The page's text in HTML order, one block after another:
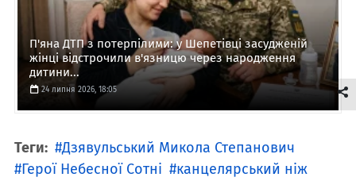
П'яна ДТП з потерпілими: у Шепетівці засудженій
жінці відстрочили в'язницю через народження
дитини...
24 липня 2026, 18:05
Теги:
Дзявульський Микола Степанович
Герої Небесної Сотні
канцелярський ніж